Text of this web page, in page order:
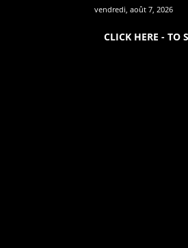
vendredi, août 7, 2026
CLICK HERE - TO